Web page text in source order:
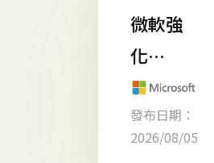
微軟強
化
Micros
oft 365
Busine
發布日期：
2026/08/05